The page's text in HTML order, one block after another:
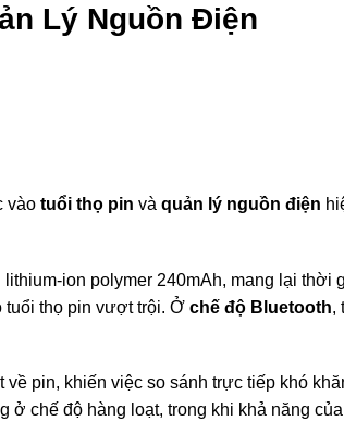
Lý Nguồn Điện
vàotuổi thọ pin vàquản lý nguồn điện
lithium-ion polymer 240mAh, mang lại
tuổi thọ pin vượt trội. Ởchế độ Bluetooth,
về pin, khiến việc so sánh trực tiếp khó
ở chế độ hàng loạt, trong khi khả năng